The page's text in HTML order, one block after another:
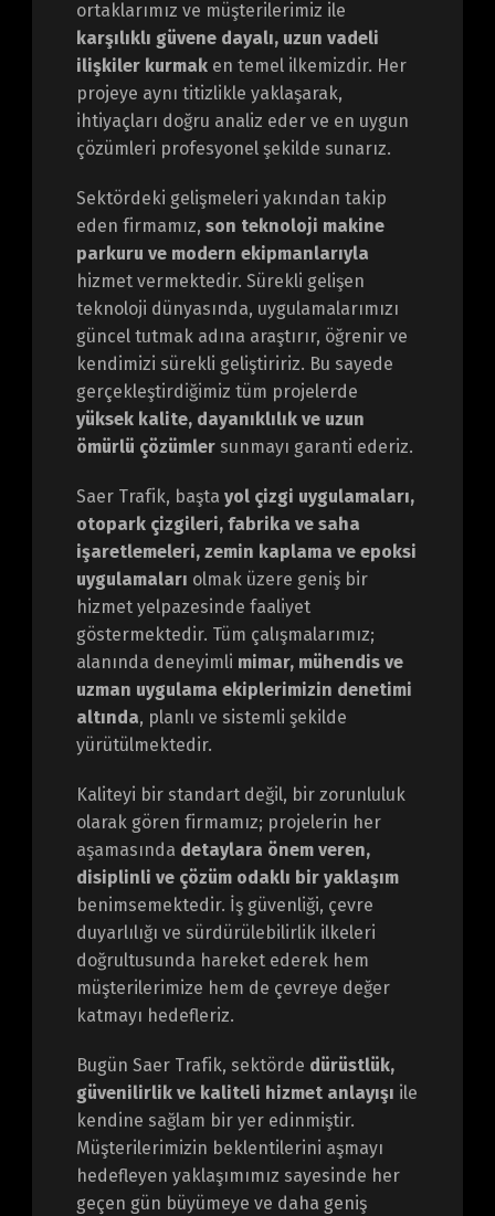
ortaklarımız ve müşterilerimiz ile
karşılıklı güvene dayalı, uzun vadeli
ilişkiler kurmaken temel ilkemizdir. Her
projeye aynı titizlikle yaklaşarak,
ihtiyaçları doğru analiz eder ve en uygun
çözümleri profesyonel şekilde sunarız.
Sektördeki gelişmeleri yakından takip
eden firmamız, son teknoloji makine
parkuru ve modern ekipmanlarıyla
hizmet vermektedir. Sürekli gelişen
teknoloji dünyasında, uygulamalarımızı
güncel tutmak adına araştırır, öğrenir ve
kendimizi sürekli geliştiririz. Bu sayede
gerçekleştirdiğimiz tüm projelerde
yüksek kalite, dayanıklılık ve uzun
ömürlü çözümlersunmayı garanti ederiz.
Saer Trafik, başta yol çizgi uygulamaları,
otopark çizgileri, fabrika ve saha
işaretlemeleri, zemin kaplama ve epoksi
uygulamaları olmak üzere geniş bir
hizmet yelpazesinde faaliyet
göstermektedir. Tüm çalışmalarımız;
alanında deneyimli mimar, mühendis ve
uzman uygulama ekiplerimizin denetimi
altında, planlı ve sistemli şekilde
yürütülmektedir.
Kaliteyi bir standart değil, bir zorunluluk
olarak gören firmamız; projelerin her
aşamasında detaylara önem veren,
disiplinli ve çözüm odaklı bir yaklaşım
benimsemektedir. İş güvenliği, çevre
duyarlılığı ve sürdürülebilirlik ilkeleri
doğrultusunda hareket ederek hem
müşterilerimize hem de çevreye değer
katmayı hedefleriz.
Bugün Saer Trafik, sektörde dürüstlük,
güvenilirlik ve kaliteli hizmet anlayışı ile
kendine sağlam bir yer edinmiştir.
Müşterilerimizin beklentilerini aşmayı
hedefleyen yaklaşımımız sayesinde her
geçen gün büyümeye ve daha geniş